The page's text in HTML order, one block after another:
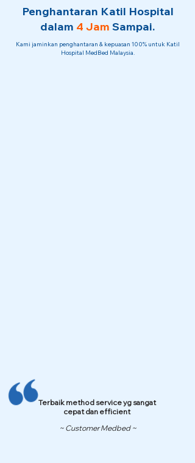
Penghantaran Katil Hospital
dalam 4 Jam Sampai.
Kami jaminkan penghantaran & kepuasan 100% untuk Katil
Hospital MedBed Malaysia.
Terbaik method service yg sangat
cepat dan efficient
~ Customer Medbed ~